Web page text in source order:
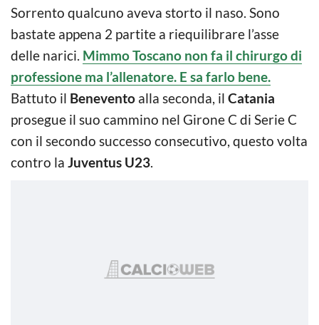
Sorrento qualcuno aveva storto il naso. Sono
bastate appena 2 partite a riequilibrare l’asse
delle narici. Mimmo Toscano non fa il chirurgo di
professione ma l’allenatore. E sa farlo bene.
Battuto il Benevento alla seconda, il Catania
prosegue il suo cammino nel Girone C di Serie C
con il secondo successo consecutivo, questo volta
contro la Juventus U23.